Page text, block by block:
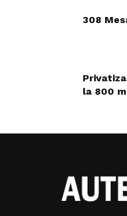
308
la 800